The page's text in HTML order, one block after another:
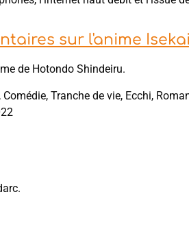
sur l'anime
de Hotondo Shindeiru.
Tranche de vie, Ecchi,